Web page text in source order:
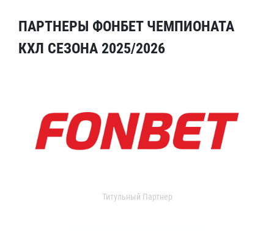
ПАРТНЕРЫ ФОНБЕТ ЧЕМПИОНАТА
КХЛ СЕЗОНА 2025/2026
Титульный Партнер